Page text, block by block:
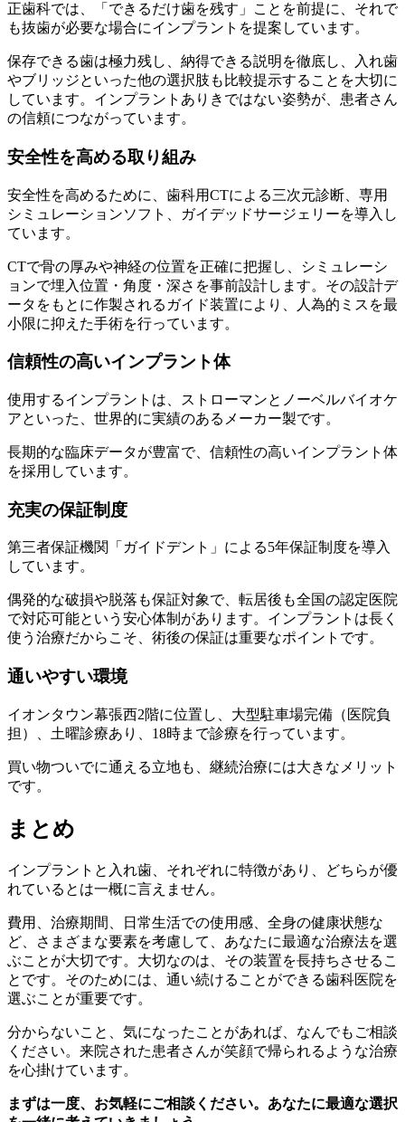
正歯科では、「できるだけ歯を残す」ことを前提に、それで
も抜歯が必要な場合にインプラントを提案しています。
保存できる歯は極力残し、納得できる説明を徹底し、入れ歯
やブリッジといった他の選択肢も比較提示することを大切に
しています。インプラントありきではない姿勢が、患者さん
の信頼につながっています。
安全性を高める取り組み
安全性を高めるために、歯科用CTによる三次元診断、専用
シミュレーションソフト、ガイデッドサージェリーを導入し
ています。
CTで骨の厚みや神経の位置を正確に把握し、シミュレーシ
ョンで埋入位置・角度・深さを事前設計します。その設計デ
ータをもとに作製されるガイド装置により、人為的ミスを最
小限に抑えた手術を行っています。
信頼性の高いインプラント体
使用するインプラントは、ストローマンとノーベルバイオケ
アといった、世界的に実績のあるメーカー製です。
長期的な臨床データが豊富で、信頼性の高いインプラント体
を採用しています。
充実の保証制度
第三者保証機関「ガイドデント」による5年保証制度を導入
しています。
偶発的な破損や脱落も保証対象で、転居後も全国の認定医院
で対応可能という安心体制があります。インプラントは長く
使う治療だからこそ、術後の保証は重要なポイントです。
通いやすい環境
イオンタウン幕張西2階に位置し、大型駐車場完備（医院負
担）、土曜診療あり、18時まで診療を行っています。
買い物ついでに通える立地も、継続治療には大きなメリット
です。
まとめ
インプラントと入れ歯、それぞれに特徴があり、どちらが優
れているとは一概に言えません。
費用、治療期間、日常生活での使用感、全身の健康状態な
ど、さまざまな要素を考慮して、あなたに最適な治療法を選
ぶことが大切です。大切なのは、その装置を長持ちさせるこ
とです。そのためには、通い続けることができる歯科医院を
選ぶことが重要です。
分からないこと、気になったことがあれば、なんでもご相談
ください。来院された患者さんが笑顔で帰られるような治療
を心掛けています。
まずは一度、お気軽にご相談ください。あなたに最適な選択